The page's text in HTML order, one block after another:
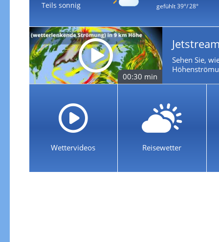
Teils sonnig gefühlt39°/ 28°
00:30 min
Sehen Sie,
Wettervideos Reisewetter